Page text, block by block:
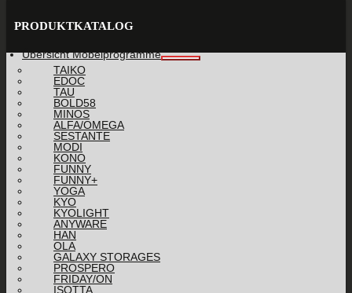
PRODUKTKATALOG
Übersicht Möbelprogramme
TAIKO
EDOC
TAU
BOLD58
MINOS
ALFA/OMEGA
SESTANTE
MODI
KONO
FUNNY
FUNNY+
YOGA
KYO
KYOLIGHT
ANYWARE
HAN
OLA
GALAXY STORAGES
PROSPERO
FRIDAY/ON
ISOTTA